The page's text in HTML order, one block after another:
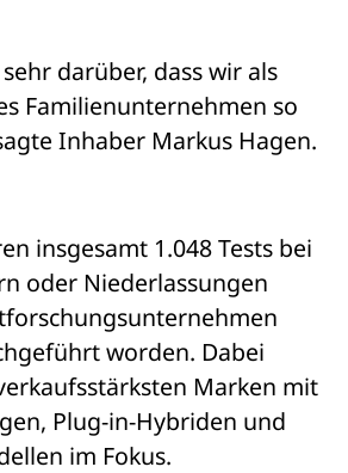
darüber, dass wir als
Familienunternehmen so
Inhaber Markus Hagen.
insgesamt 1.048 Tests bei
oder Niederlassungen
worden. Dabei
Marken mit
Plug-in-Hybriden und
im Fokus.